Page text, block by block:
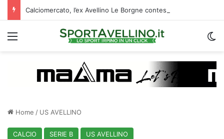
Menu
Home / US AVELLINO
CALCIO SERIE B US AVELLINO